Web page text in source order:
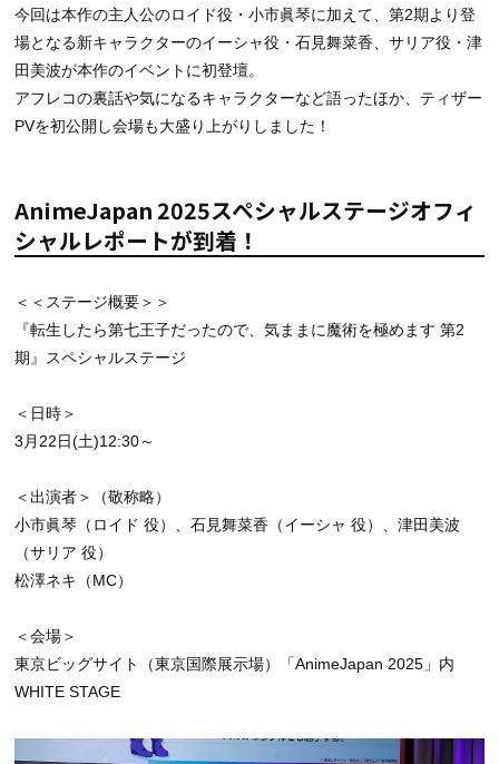
今回は本作の主人公のロイド役・小市眞琴に加えて、第2期より登
場となる新キャラクターのイーシャ役・石見舞菜香、サリア役・津
田美波が本作のイベントに初登壇。
アフレコの裏話や気になるキャラクターなど語ったほか、ティザー
PVを初公開し会場も大盛り上がりしました！
AnimeJapan 2025スペシャルステージオフィ
シャルレポートが到着！
＜＜ステージ概要＞＞
『転生したら第七王子だったので、気ままに魔術を極めます 第2
期』スペシャルステージ
＜日時＞
3月22日(土)12:30～
＜出演者＞（敬称略）
小市眞琴（ロイド 役）、石見舞菜香（イーシャ 役）、津田美波
（サリア 役）
松澤ネキ（MC）
＜会場＞
東京ビッグサイト（東京国際展示場）「AnimeJapan 2025」内
WHITE STAGE